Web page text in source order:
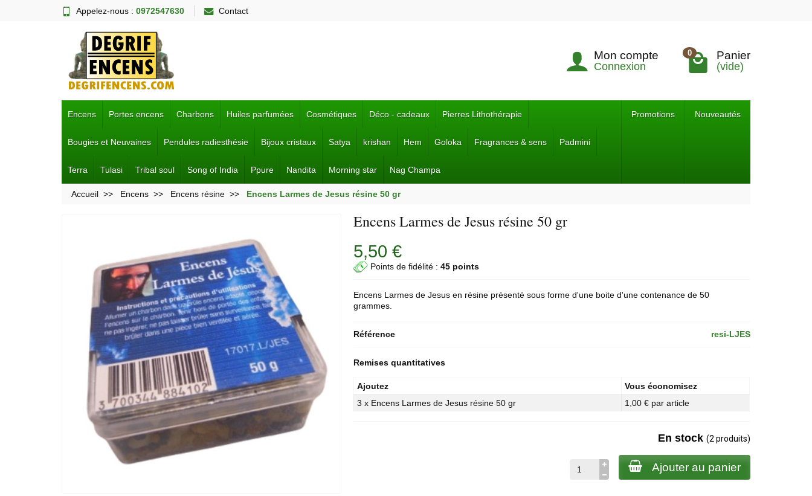
Appelez-nous : 0972547630 Contact
Mon compte
Connexion
0 Panier
(vide)
Encens Portes encens Charbons Huiles parfumées Cosmétiques Déco - cadeaux Pierres Lithothérapie
Bougies et Neuvaines Pendules radiesthésie Bijoux cristaux Satya krishan Hem Goloka Fragrances & sens Padmini
Terra Tulasi Tribal soul Song of India Ppure Nandita Morning star Nag Champa
Promotions Nouveautés
Accueil Encens Encens résine Encens Larmes de Jesus résine 50 gr
Encens Larmes de Jesus résine 50 gr
5,50 €
Points de fidélité :45 points
Encens Larmes de Jesus en résine présenté sous forme d'une boite d'une contenance de 50
grammes.
Référence resi-LJES
Remises quantitatives
Ajoutez
Vous économisez
3 x Encens Larmes de Jesus résine 50 gr
1,00 € par article
En stock (2 produits)
Ajouter au panier